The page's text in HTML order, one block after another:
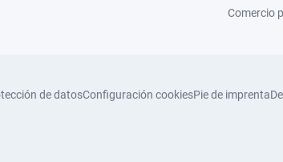
Comercio
de datosConfiguración cookiesPie de imprenta